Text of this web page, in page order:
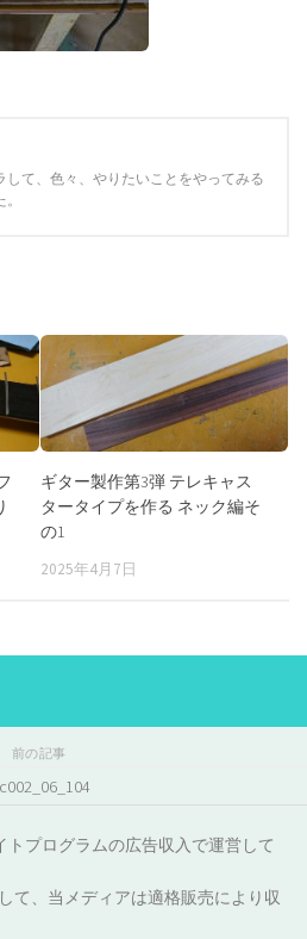
して、色々、やりたいことをやってみる
ギター製作第3弾 テレキャス
タータイプを作る ネック編そ
の1
2025年4月7日
前の記事
プログラムの広告収入で運営して
て、当メディアは適格販売により収